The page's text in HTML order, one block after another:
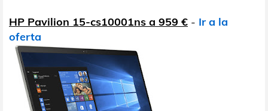
HP Pavilion 15-cs10001ns a 959 € - Ir a la
oferta